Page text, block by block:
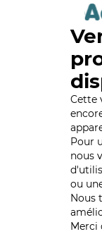
Cette
Pour
nous
ou
Nous
Merci